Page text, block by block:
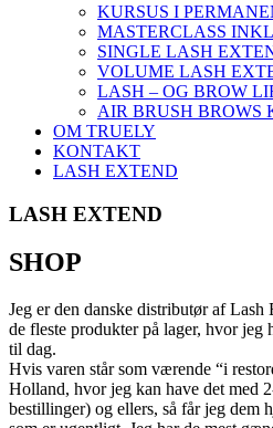
KURSUS I
MASTERCLASS
SINGLE LASH
VOLUME LASH
LASH – OG BROW
AIR BRUSH BROWS
OM TRUELY
KONTAKT
LASH EXTEND
LASH EXTEND
SHOP
Jeg er den danske distributør af
de fleste produkter på lager, hvor jeg
til dag.
Hvis varen står som værende “i
Holland, hvor jeg kan have det med
bestillinger) og ellers, så får jeg dem